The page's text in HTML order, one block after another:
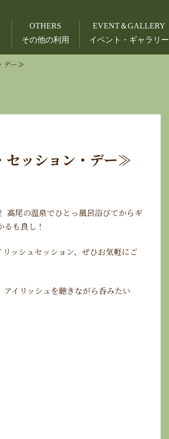
OTHERS
その他の利用
EVENT＆GALLERY
イベント・ギャラリー
デー≫
セッション・デー≫
高尾の温泉でひとっ風呂浴びてからギ
も良し！
ッシュセッション、ぜひお気軽にご
イリッシュを聴きながら呑みたい